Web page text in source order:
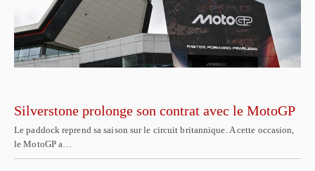
Silverstone prolonge son contrat avec le MotoGP
Le paddock reprend sa saison sur le circuit britannique. A cette occasion,
le MotoGP a…